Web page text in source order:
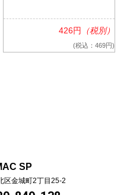
426円 （税別）
(税込：469円)
SP
区金城町2丁目25-2